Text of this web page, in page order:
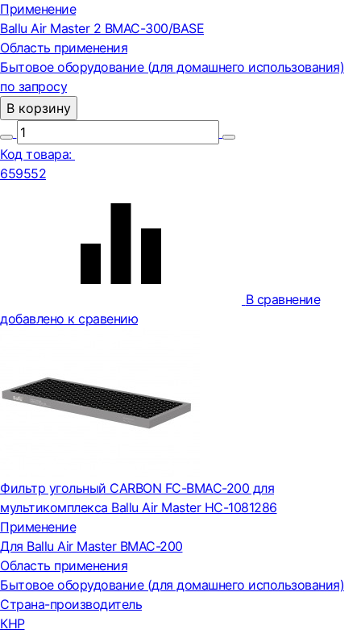
Применение
Ballu Air Master 2 BMAC-300/BASE
Область применения
Бытовое оборудование (для домашнего использования)
по запросу
В корзину
Код товара:
659552
В сравнение
добавлено к сравению
Фильтр угольный CARBON FC-BMAC-200 для
мультикомплекса Ballu Air Master НС-1081286
Применение
Для Ballu Air Master BMAC-200
Область применения
Бытовое оборудование (для домашнего использования)
Страна-производитель
КНР